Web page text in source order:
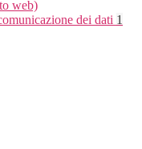
web)
dei dati 1